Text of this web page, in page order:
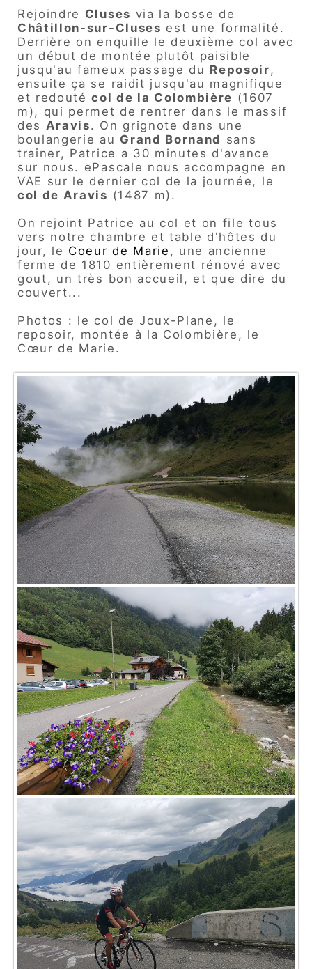
Rejoindre Cluses via la bosse de
Châtillon-sur-Cluses est une formalité.
Derrière on enquille le deuxième col avec
un début de montée plutôt paisible
jusqu'au fameux passage du Reposoir ,
ensuite ça se raidit jusqu'au magnifique
et redoutécol de la Colombière (1607
m), qui permet de rentrer dans le massif
des Aravis. On grignote dans une
boulangerie au Grand Bornand sans
traîner, Patrice a 30 minutes d'avance
sur nous. ePascale nous accompagne en
VAE sur le dernier col de la journée, le
col de Aravis (1487 m).
On rejoint Patrice au col et on file tous
vers notre chambre et table d'hôtes du
jour, le Coeur de Marie , une ancienne
ferme de 1810 entièrement rénové avec
gout, un très bon accueil, et que dire du
couvert...
Photos : le col de Joux-Plane, le
reposoir, montée à la Colombière, le
Cœur de Marie.